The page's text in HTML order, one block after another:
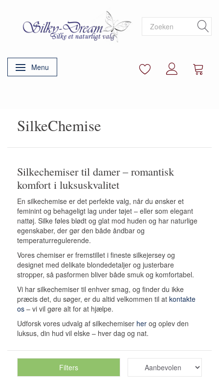
Navigatie in-/uitschakelen
Menu
SilkeChemise
Silkechemiser til damer – romantisk
komfort i luksuskvalitet
En silkechemise er det perfekte valg, når du ønsker et
feminint og behageligt lag under tøjet – eller som elegant
nattøj. Silke føles blødt og glat mod huden og har naturlige
egenskaber, der gør den både åndbar og
temperaturregulerende.
Vores chemiser er fremstillet i fineste silkejersey og
designet med delikate blondedetaljer og justerbare
stropper, så pasformen bliver både smuk og komfortabel.
Vi har silkechemiser til enhver smag, og finder du ikke
præcis det, du søger, er du altid velkommen til at kontakte
os – vi vil gøre alt for at hjælpe.
Udforsk vores udvalg af silkechemiser her og oplev den
luksus, din hud vil elske – hver dag og nat.
Filters